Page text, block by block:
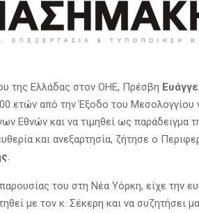
της Ελλάδας στον ΟΗΕ, Πρέσβη
ετών από την Έξοδο του Μεσολογγίου
Εθνών και να τιμηθεί ως παράδειγμα
και ανεξαρτησία, ζήτησε ο
.
του στη Νέα Υόρκη, είχε την
με τον κ. Σέκερη και να συζητήσει